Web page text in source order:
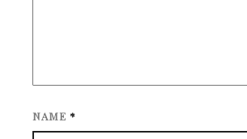
NAME *